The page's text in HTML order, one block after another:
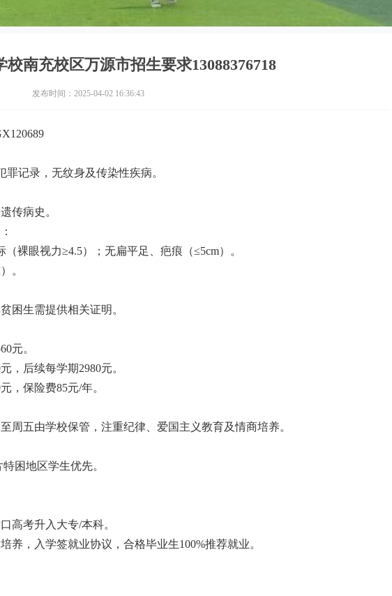
南充校区万源市招生要求13088376718
发布时间：2025-04-02 16:36:43
记录，无纹身及传染性疾病。
传病史。
裸眼视力≥4.5）；无扁平足、疤痕（≤5cm）。
。
困生需提供相关证明。
元。
，后续每学期2980元。
，保险费85元/年。
周五由学校保管，注重纪律、爱国主义教育及情商培养。
困地区学生优先。
高考升入大专/本科。
养，入学签就业协议，合格毕业生100%推荐就业。